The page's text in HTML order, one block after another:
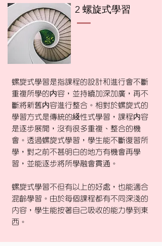
2 螺旋式學習
螺旋式學習是指課程的設計和進行會不斷
重複所學的内容，並持續加深加廣，再不
斷將新舊内容進行整合。相對於螺旋式的
學習方式是傳統的綫性式學習，課程内容
是逐步展開，沒有很多重複、整合的機
會。透過螺旋式學習，學生能不斷復習所
學，對之前不甚明白的地方有機會再學
習，並能逐步將所學融會貫通。
螺旋式學習不但有以上的好處，也能適合
混齡學習。由於每個課程都有不同深淺的
內容，學生能按著自己吸收的能力學到東
西。